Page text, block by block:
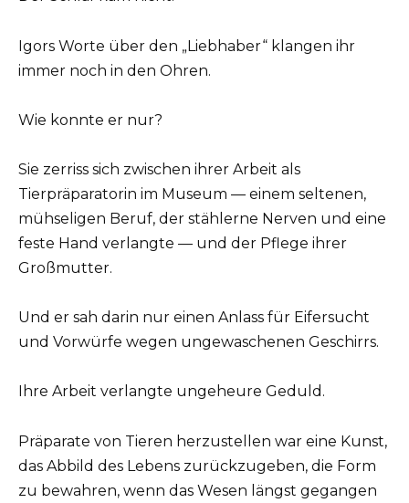
Igors Worte über den „Liebhaber“ klangen ihr
immer noch in den Ohren.
Wie konnte er nur?
Sie zerriss sich zwischen ihrer Arbeit als
Tierpräparatorin im Museum — einem seltenen,
mühseligen Beruf, der stählerne Nerven und eine
feste Hand verlangte — und der Pflege ihrer
Großmutter.
Und er sah darin nur einen Anlass für Eifersucht
und Vorwürfe wegen ungewaschenen Geschirrs.
Ihre Arbeit verlangte ungeheure Geduld.
Präparate von Tieren herzustellen war eine Kunst,
das Abbild des Lebens zurückzugeben, die Form
zu bewahren, wenn das Wesen längst gegangen